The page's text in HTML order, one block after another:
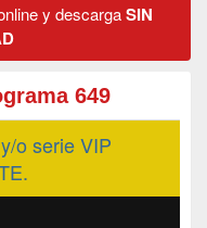
y descargaSIN
649
o serie VIP